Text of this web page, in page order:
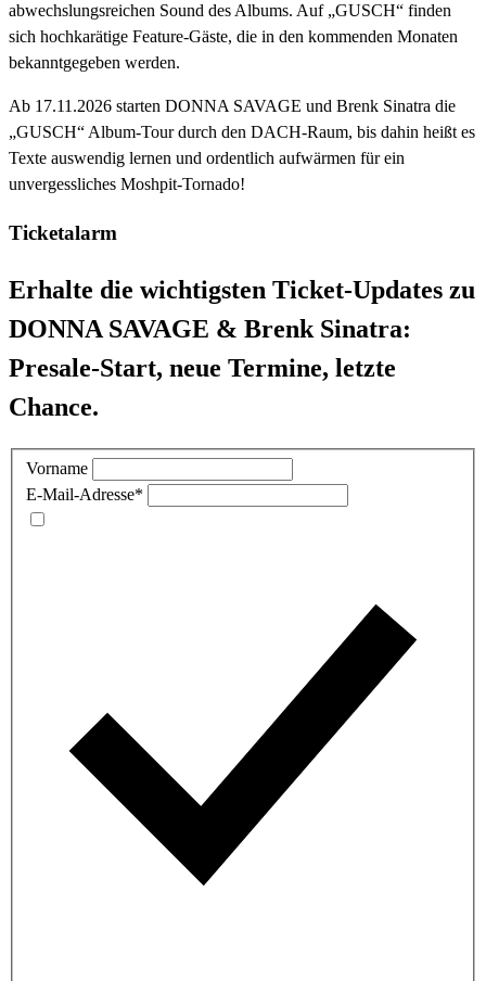
abwechslungsreichen Sound des Albums. Auf „GUSCH“ finden
sich hochkarätige Feature-Gäste, die in den kommenden Monaten
bekanntgegeben werden.
Ab 17.11.2026 starten DONNA SAVAGE und Brenk Sinatra die
„GUSCH“ Album-Tour durch den DACH-Raum, bis dahin heißt es
Texte auswendig lernen und ordentlich aufwärmen für ein
unvergessliches Moshpit-Tornado!
Ticketalarm
Erhalte die wichtigsten Ticket-Updates zu
DONNA SAVAGE & Brenk Sinatra:
Presale-Start, neue Termine, letzte
Chance.
Vorname
E-Mail-Adresse*